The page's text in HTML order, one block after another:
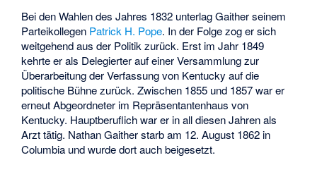
Bei den Wahlen des Jahres 1832 unterlag Gaither seinem
Parteikollegen Patrick H. Pope. In der Folge zog er sich
weitgehend aus der Politik zurück. Erst im Jahr 1849
kehrte er als Delegierter auf einer Versammlung zur
Überarbeitung der Verfassung von Kentucky auf die
politische Bühne zurück. Zwischen 1855 und 1857 war er
erneut Abgeordneter im Repräsentantenhaus von
Kentucky. Hauptberuflich war er in all diesen Jahren als
Arzt tätig. Nathan Gaither starb am 12. August 1862 in
Columbia und wurde dort auch beigesetzt.